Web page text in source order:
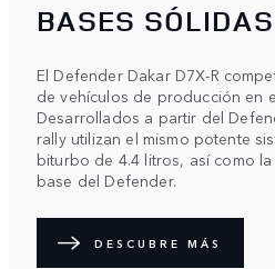
BASES SÓLIDAS
El Defender Dakar D7X-R
de vehículos de producción en
Desarrollados a partir del
rally utilizan el mismo potente
biturbo de 4.4 litros, así como
base del Defender.
DESCUBRE MÁS